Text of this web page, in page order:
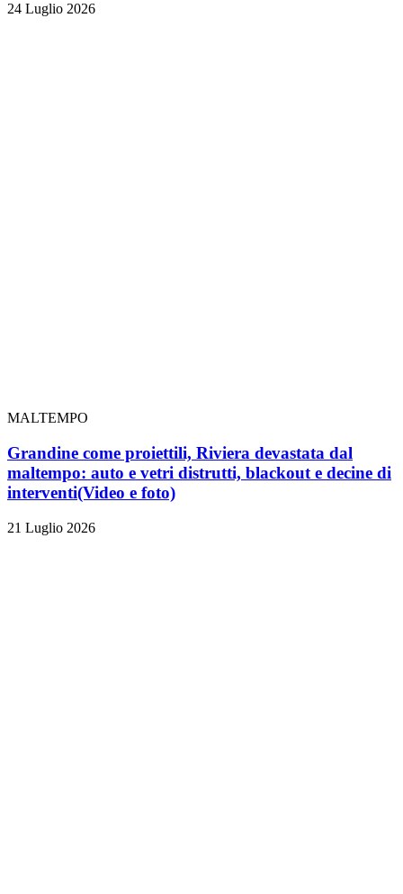
24 Luglio 2026
MALTEMPO
Grandine come proiettili, Riviera devastata dal
maltempo: auto e vetri distrutti, blackout e decine di
interventi(Video e foto)
21 Luglio 2026